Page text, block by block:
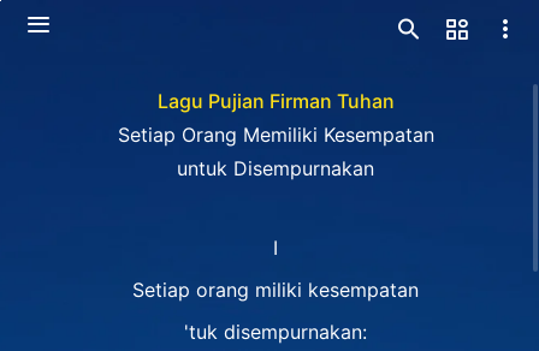
Lagu Pujian Firman Tuhan
Setiap Orang Memiliki Kesempatan
untuk Disempurnakan
I
Setiap orang miliki kesempatan
'tuk disempurnakan: